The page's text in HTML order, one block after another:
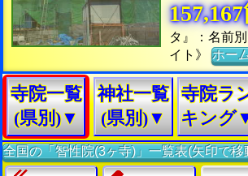
タ』：名前
イト》ホー
寺院一覧
(県別)▼
神社一覧
(県別)▼
寺院ラ
キング
全国の「智性院(3ヶ寺)」一覧表(矢印で移